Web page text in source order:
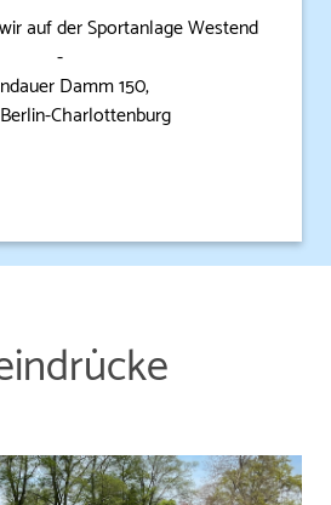
auf der Sportanlage Westend
-
Damm 150,
Charlottenburg